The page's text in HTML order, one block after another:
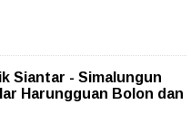
Siantar - Simalungun
Harungguan Bolon dan